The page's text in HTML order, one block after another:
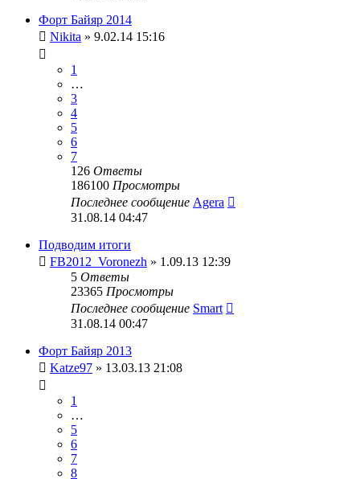
Форт Байяр 2014
Nikita » 9.02.14 15:16
1
…
3
4
5
6
7
126 Ответы
186100 Просмотры
Последнее сообщение Agera
31.08.14 04:47
Подводим итоги
FB2012_Voronezh » 1.09.13 12:39
5 Ответы
23365 Просмотры
Последнее сообщение Smart
31.08.14 00:47
Форт Байяр 2013
Katze97 » 13.03.13 21:08
1
…
5
6
7
8